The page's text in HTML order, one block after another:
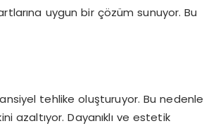
uygun bir çözüm sunuyor. Bu
tehlike oluşturuyor. Bu nedenle
azaltıyor. Dayanıklı ve estetik